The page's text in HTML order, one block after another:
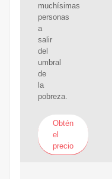
muchísimas
personas
a
salir
del
umbral
de
la
pobreza.
Obtén
el
precio